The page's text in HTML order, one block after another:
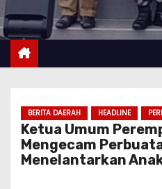
BERITA DAERAH HEADLINE
Ketua Umum
Mengecam
Menelantarkan